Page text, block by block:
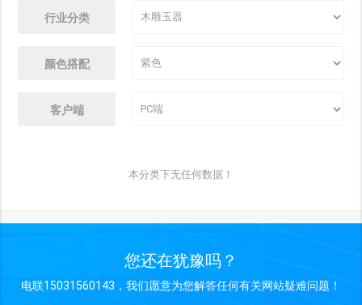
行业分类
颜色搭配
客户端
本分类下无任何数据！
您还在犹豫吗？
电联15031560143，我们愿意为您解答任何有关网站疑难问题！